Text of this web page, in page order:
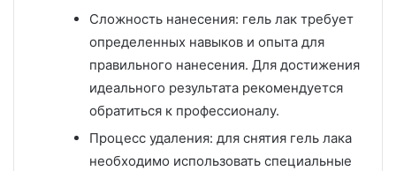
Сложность нанесения: гель лак требует
определенных навыков и опыта для
правильного нанесения. Для достижения
идеального результата рекомендуется
обратиться к профессионалу.
Процесс удаления: для снятия гель лака
необходимо использовать специальные